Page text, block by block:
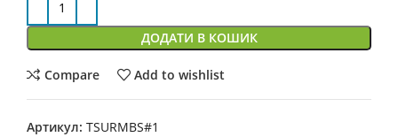
ДОДАТИ В КОШИК
Compare Add to wishlist
Артикул: TSURMBS#1